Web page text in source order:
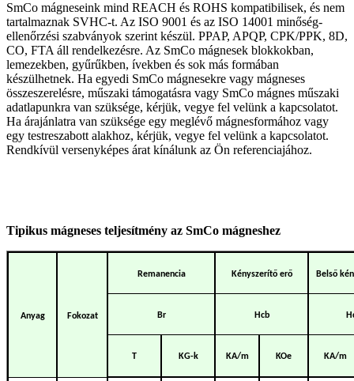
SmCo mágneseink mind REACH és ROHS kompatibilisek, és nem
tartalmaznak SVHC-t. Az ISO 9001 és az ISO 14001 minőség-
ellenőrzési szabványok szerint készül. PPAP, APQP, CPK/PPK, 8D,
CO, FTA áll rendelkezésre. Az SmCo mágnesek blokkokban,
lemezekben, gyűrűkben, ívekben és sok más formában
készülhetnek. Ha egyedi SmCo mágnesekre vagy mágneses
összeszerelésre, műszaki támogatásra vagy SmCo mágnes műszaki
adatlapunkra van szüksége, kérjük, vegye fel velünk a kapcsolatot.
Ha árajánlatra van szüksége egy meglévő mágnesformához vagy
egy testreszabott alakhoz, kérjük, vegye fel velünk a kapcsolatot.
Rendkívül versenyképes árat kínálunk az Ön referenciajához.
Tipikus mágneses teljesítmény az SmCo mágneshez
Anyag Fokozat
Remanencia Kényszerítő erő Belső
Br Hcb
T KG-k KA/m KOe KA/m